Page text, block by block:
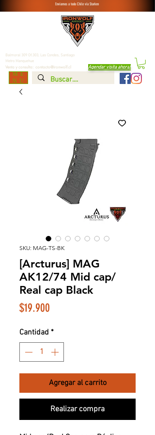
Venta y consulta: contacto@ironwolf.cl
ME
NU
Enviamos a todo Chile vía Starken
Agendar visita ahora!
Balmoral 309 Of.303, Las Condes, Santiago
Metro Manquehue
SKU: MAG-TS-BK
[Arcturus] MAG
AK12/74 Mid cap/
Real cap Black
$19.900
Cantidad *
Agregar al carrito
Realizar compra